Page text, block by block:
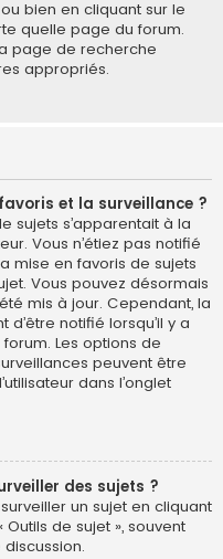
bien en cliquant sur le
quelle page du forum.
page de recherche
appropriés.
et la surveillance ?
sujets s’apparentait à la
Vous n’étiez pas notifié
mise en favoris de sujets
Vous pouvez désormais
mis à jour. Cependant, la
notifié lorsqu’il y a
Les options de
peuvent être
dans l’onglet
des sujets ?
un sujet en cliquant
de sujet », souvent